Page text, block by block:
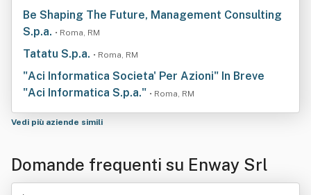
Be Shaping The Future, Management Consulting
S.p.a. • Roma, RM
Tatatu S.p.a. • Roma, RM
"Aci Informatica Societa' Per Azioni" In Breve
"Aci Informatica S.p.a." • Roma, RM
Vedi più aziende simili
Domande frequenti su Enway Srl